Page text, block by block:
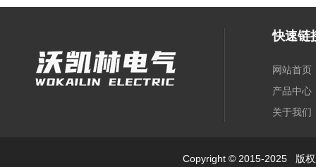
快速链
网站首页
产品中心
关于我们
Copyright © 2015-2025 版权